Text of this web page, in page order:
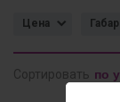
Цена
Сортировать